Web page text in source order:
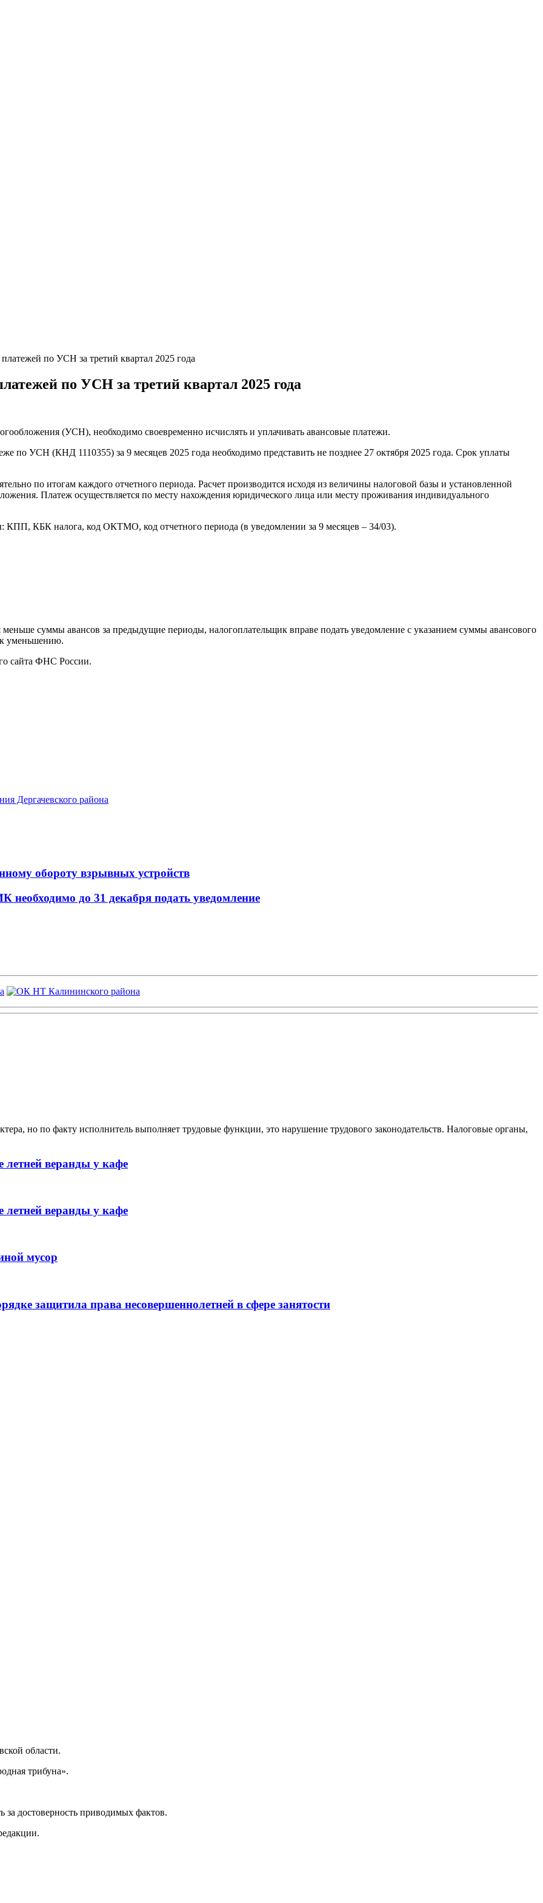
по УСН за третий квартал 2025 года
по УСН за третий квартал 2025 года
(УСН), необходимо своевременно исчислять и уплачивать авансовые платежи.
по УСН (КНД 1110355) за 9 месяцев 2025 года необходимо представить не позднее 27 октября 2025 года. Срок уплаты
по итогам каждого отчетного периода. Расчет производится исходя из величины налоговой базы и установленной
Платеж осуществляется по месту нахождения юридического лица или месту проживания индивидуального
КПП, КБК налога, код ОКТМО, код отчетного периода (в уведомлении за 9 месяцев – 34/03).
суммы авансов за предыдущие периоды, налогоплательщик вправе подать уведомление с указанием суммы авансового
к уменьшению.
сайта ФНС России.
Дергачевского района
обороту взрывных устройств
до 31 декабря подать уведомление
но по факту исполнитель выполняет трудовые функции, это нарушение трудового законодательств. Налоговые органы,
веранды у кафе
веранды у кафе
мусор
защитила права несовершеннолетней в сфере занятости
области.
трибуна».
достоверность приводимых фактов.